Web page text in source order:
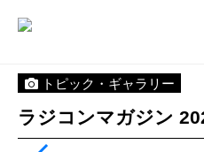
トピック・ギャラリー
ラジコンマガジン